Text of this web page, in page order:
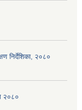
निर्देशिका, २०८०
२०८०